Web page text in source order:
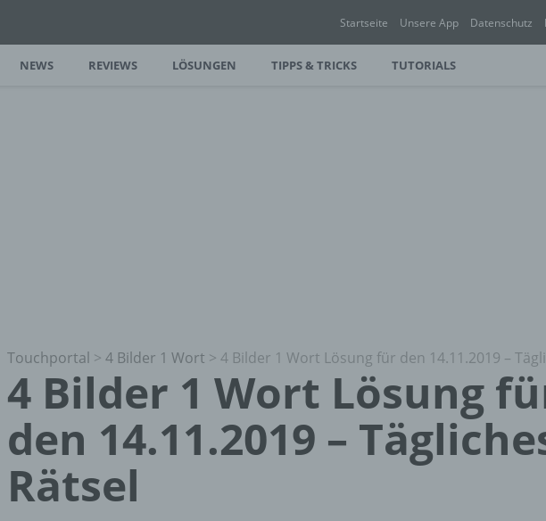
Startseite Unsere App Datenschutz
NEWS REVIEWS LÖSUNGEN TIPPS & TRICKS TUTORIALS
Touchportal > 4 Bilder 1 Wort > 4 Bilder 1 Wort Lösung für den 14.11.2019 –
4 Bilder 1 Wort Lösung
den 14.11.2019 –
Rätsel